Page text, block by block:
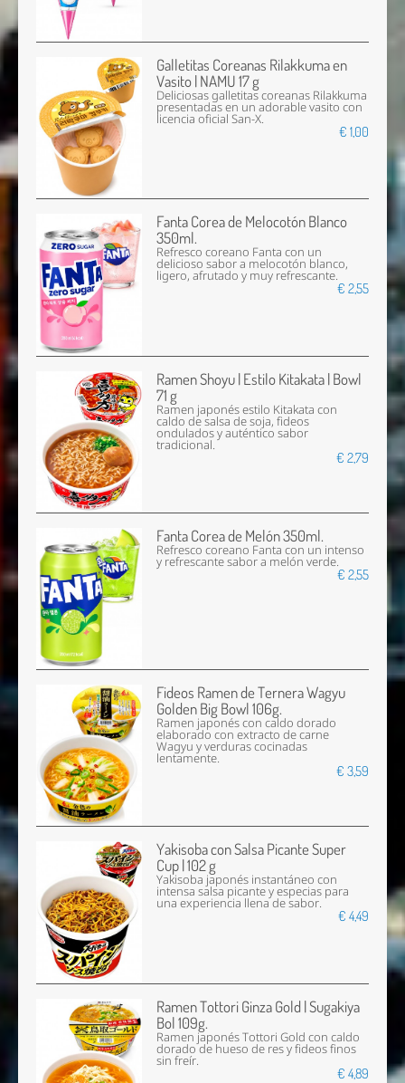
Galletitas Coreanas Rilakkuma en
Vasito | NAMU 17 g
Deliciosas galletitas coreanas Rilakkuma
presentadas en un adorable vasito con
licencia oficial San-X.
€ 1,00
Fanta Corea de Melocotón Blanco
350ml.
Refresco coreano Fanta con un
delicioso sabor a melocotón blanco,
ligero, afrutado y muy refrescante.
€ 2,55
Ramen Shoyu | Estilo Kitakata | Bowl
71 g
Ramen japonés estilo Kitakata con
caldo de salsa de soja, fideos
ondulados y auténtico sabor
tradicional.
€ 2,79
Fanta Corea de Melón 350ml.
Refresco coreano Fanta con un intenso
y refrescante sabor a melón verde.
€ 2,55
Fideos Ramen de Ternera Wagyu
Golden Big Bowl 106g.
Ramen japonés con caldo dorado
elaborado con extracto de carne
Wagyu y verduras cocinadas
lentamente.
€ 3,59
Yakisoba con Salsa Picante Super
Cup | 102 g
Yakisoba japonés instantáneo con
intensa salsa picante y especias para
una experiencia llena de sabor.
€ 4,49
Ramen Tottori Ginza Gold | Sugakiya
Bol 109g.
Ramen japonés Tottori Gold con caldo
dorado de hueso de res y fideos finos
sin freír.
€ 4,89